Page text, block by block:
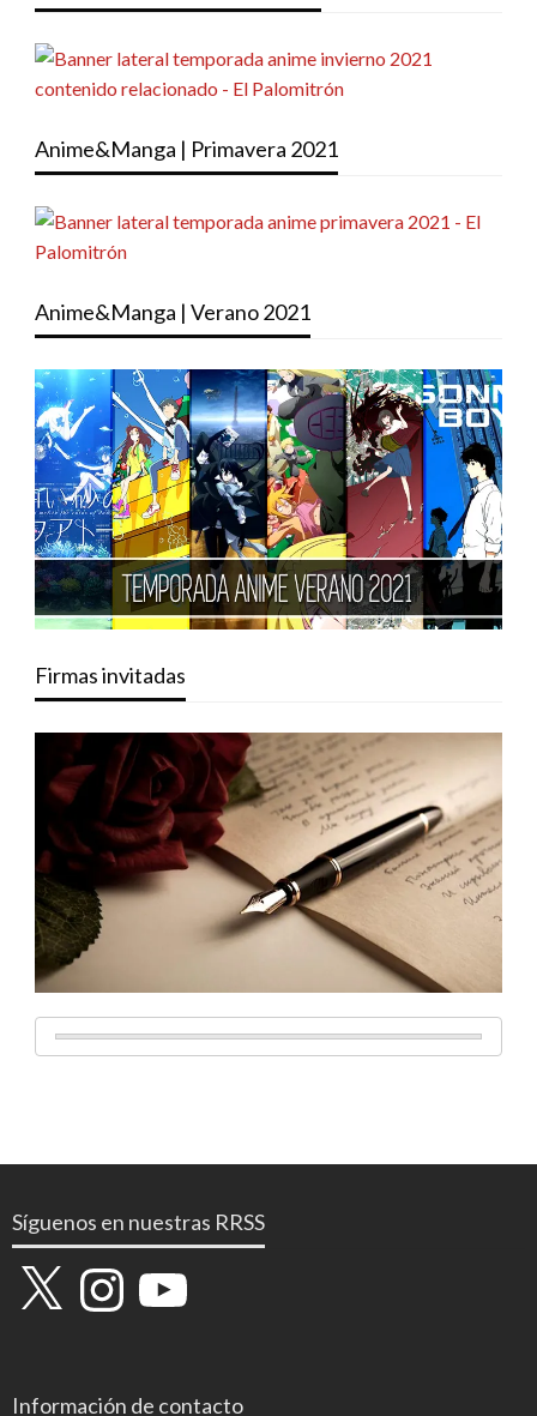
Anime&Manga | Primavera 2021
Anime&Manga | Verano 2021
Firmas invitadas
Síguenos en nuestras RRSS
X InstagramYouTube
Información de contacto